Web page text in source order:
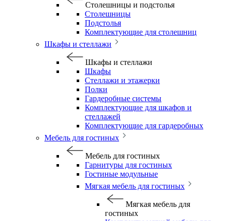
Столешницы и подстолья
Столешницы
Подстолья
Комплектующие для столешниц
Шкафы и стеллажи
Шкафы и стеллажи
Шкафы
Стеллажи и этажерки
Полки
Гардеробные системы
Комплектующие для шкафов и
стеллажей
Комплектующие для гардеробных
Мебель для гостиных
Мебель для гостиных
Гарнитуры для гостиных
Гостиные модульные
Мягкая мебель для гостиных
Мягкая мебель для
гостиных